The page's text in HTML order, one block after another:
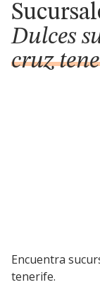
Dulces
cruz
Encuentra
tenerife.